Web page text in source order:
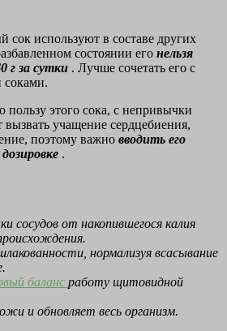
сок используют в составе других
состоянии его нельзя
г за сутки . Лучше сочетать его с
этого сока, с непривычки
учащение сердцебиения,
поэтому важно вводить его
.
сосудов от накопившегося калия
нормализуя всасывание
баланс работу щитовидной
и обновляет весь организм.